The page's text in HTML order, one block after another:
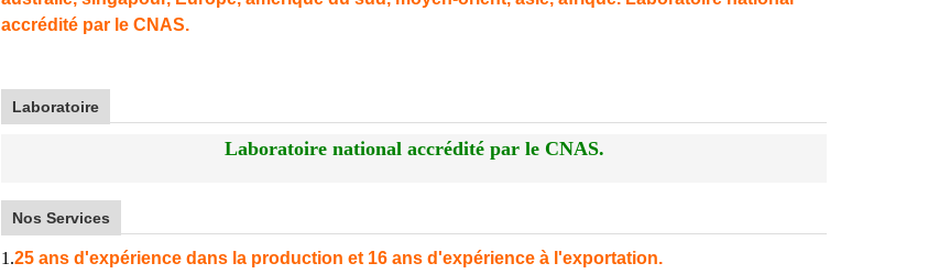
accrédité par le CNAS.
Laboratoire
Laboratoire national accrédité par le CNAS.
Nos Services
1.25 ans d'expérience dans la production et 16 ans d'expérience à l'exportation.